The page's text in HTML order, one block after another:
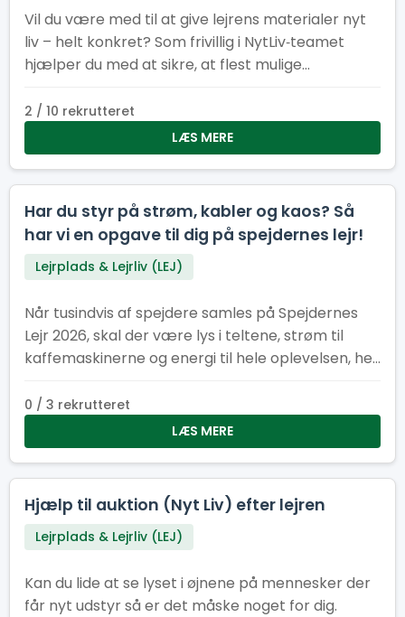
Vil du være med til at give lejrens materialer nyt
liv – helt konkret? Som frivillig i NytLiv‑teamet
hjælper du med at sikre, at flest mulige
genbrugt i stedet for kasseret.
2 / 10 rekrutteret
LÆS MERE
Har du styr på strøm, kabler og kaos? Så
har vi en opgave til dig på spejdernes lejr!
Lejrplads & Lejrliv (LEJ)
Når tusindvis af spejdere samles på Spejdernes
Lejr 2026, skal der være lys i teltene, strøm til
kaffemaskinerne og energi til hele oplevelsen, her
0 / 3 rekrutteret
LÆS MERE
Hjælp til auktion (Nyt Liv) efter lejren
Lejrplads & Lejrliv (LEJ)
Kan du lide at se lyset i øjnene på mennesker der
får nyt udstyr så er det måske noget for dig.